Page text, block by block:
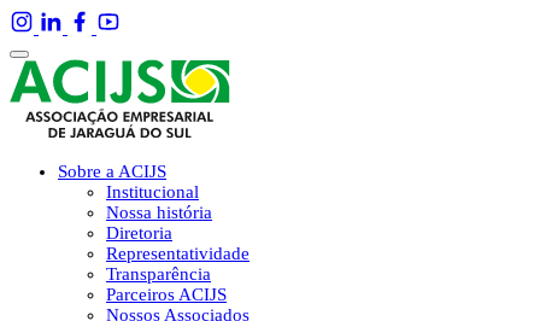
Sobre a ACIJS
Institucional
Nossa história
Diretoria
Representatividade
Transparência
Parceiros ACIJS
Nossos Associados